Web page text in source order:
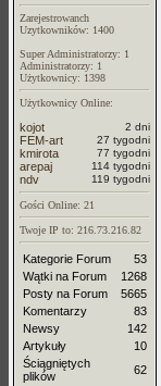
Zarejestrowanch
Uzytkowników: 1400
Super Administratorzy: 1
Administratorzy: 1
Użytkownicy: 1398
Użytkownicy Online:
kojot 2 dni
FEM-art 27 tygodni
kmirota 77 tygodni
arepaj 114 tygodni
ndv 119 tygodni
Gości Online: 21
Twoje IP to: 216.73.216.82
Kategorie Forum
53
Wątki na Forum
1268
Posty na Forum
5665
Komentarzy
83
Newsy
142
Artykuły
10
Ściągniętych
plików
62